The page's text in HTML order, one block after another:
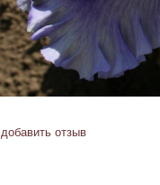
добавить отзыв